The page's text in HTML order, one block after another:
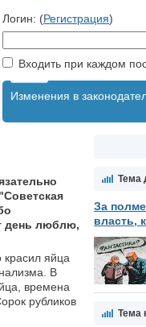
Логин: (Регистрация)
Входить при каждом
Изменения в
Тема
За
власть,
Тема
день люблю,
красил яйца
В
времена
рубликов